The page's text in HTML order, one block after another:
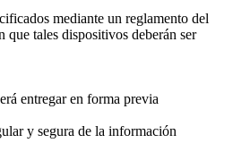
mediante un reglamento del
tales dispositivos deberán ser
entregar en forma previa
y segura de la información